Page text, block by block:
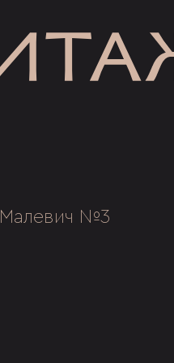
Малевич №3